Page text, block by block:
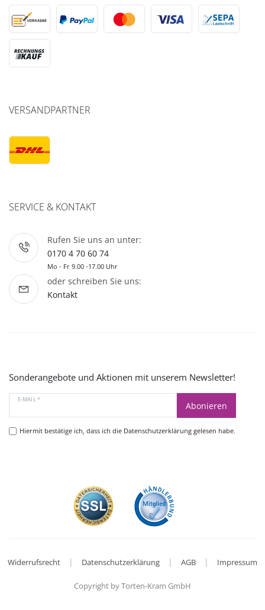
VERSANDPARTNER
SERVICE & KONTAKT
Rufen Sie uns an unter:
0170 4 70 60 74
Mo - Fr 9.00 -17.00 Uhr
oder schreiben Sie uns:
Kontakt
Sonderangebote und Aktionen mit unserem Newsletter!
E-MAIL *
Abonieren
Hiermit bestätige ich, dass ich die Datenschutzerklärunggelesen habe.
Widerrufsrecht | Datenschutzerklärung | AGB | Impressum
Copyright by Torten-Kram GmbH